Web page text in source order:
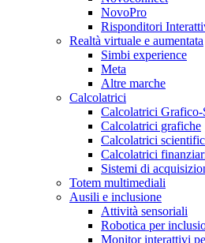
NovoPro
Risponditori
Realtà virtuale e aumentata
Simbi experience
Meta
Altre marche
Calcolatrici
Calcolatrici
Calcolatrici grafiche
Calcolatrici
Calcolatrici
Sistemi di
Totem multimediali
Ausili e inclusione
Attività sensoriali
Robotica per
Monitor interattivi